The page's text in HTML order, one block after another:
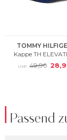
Passend